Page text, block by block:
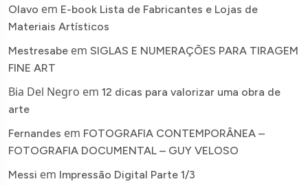
Olavo em E-book Lista de Fabricantes e Lojas de
Materiais Artísticos
Mestresabe em SIGLAS E NUMERAÇÕES PARA TIRAGEM
FINE ART
Bia Del Negro em 12 dicas para valorizar uma obra de
arte
Fernandes em FOTOGRAFIA CONTEMPORÂNEA –
FOTOGRAFIA DOCUMENTAL – GUY VELOSO
Messi em Impressão Digital Parte 1/3